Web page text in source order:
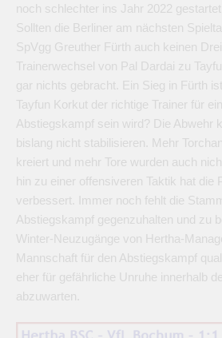
noch schlechter ins Jahr 2022
Sollten die Berliner am nächsten
SpVgg Greuther Fürth auch keinen
Trainerwechsel von Pal Dardai zu
gar nichts gebracht. Ein Sieg in Fürth
Tayfun Korkut der richtige Trainer für
Abstiegskampf sein wird? Die Abwehr
bislang nicht stabilisieren. Mehr
kreiert und mehr Tore wurden auch
hin zu einer offensiveren Taktik hat die
verbessert. Immer noch fehlt die
Abstiegskampf gegenzuhalten und zu
Winter-Neuzugänge von Hertha-
Mannschaft für den Abstiegskampf
eher für gefährliche Unruhe innerhalb
abzuwarten.